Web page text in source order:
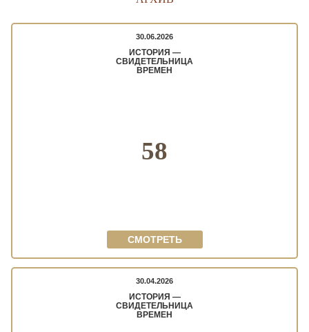
30.06.2026
ИСТОРИЯ —
СВИДЕТЕЛЬНИЦА
ВРЕМЕН
58
СМОТРЕТЬ
30.04.2026
ИСТОРИЯ —
СВИДЕТЕЛЬНИЦА
ВРЕМЕН